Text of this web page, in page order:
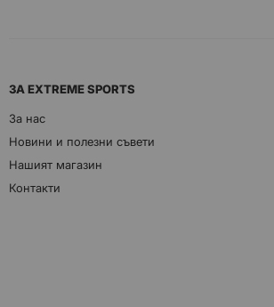
ЗА EXTREME SPORTS
За нас
Новини и полезни съвети
Нашият магазин
Контакти